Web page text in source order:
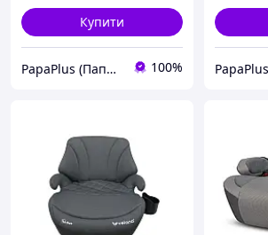
Купити
PapaPlus (Папа Плюс) 100%